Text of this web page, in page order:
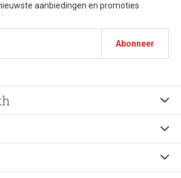
aanbiedingen en promoties
Abonneer